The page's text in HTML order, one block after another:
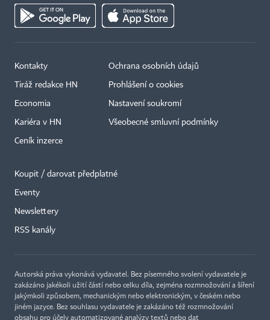
Kontakty
Tiráž redakce HN
Economia
Kariéra v HN
Ceník inzerce
Ochrana osobních údajů
Prohlášení o cookies
Nastavení soukromí
Všeobecné smluvní podmínky
Koupit / darovat předplatné
Eventy
Newslettery
RSS kanály
Autorská práva vykonává vydavatel. Bez písemného svolení vydavatele je
zakázáno jakékoli užití částí nebo celku díla, zejména rozmnožování a šíření
jakýmkoli způsobem, mechanickým nebo elektronickým, v českém nebo
jiném jazyce. Bez souhlasu vydavatele je zakázáno též rozmnožování
obsahu pro účely automatizované analýzy textů nebo dat